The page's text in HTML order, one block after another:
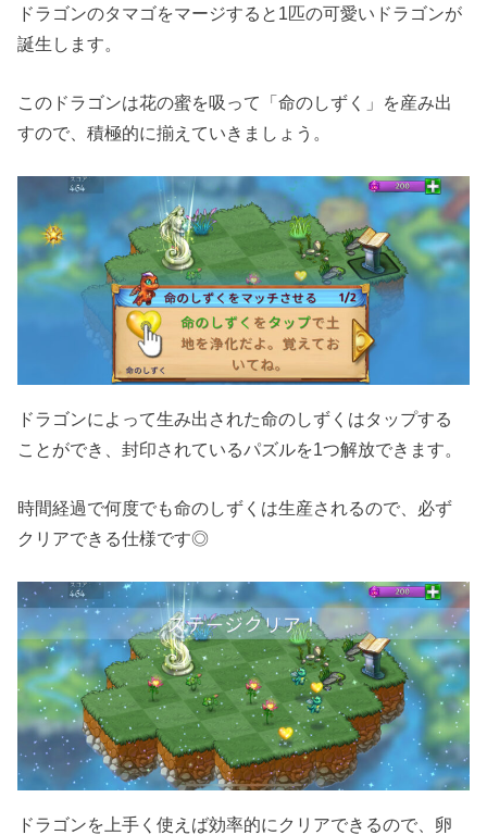
ドラゴンのタマゴをマージすると1匹の可愛いドラゴンが
誕生します。
このドラゴンは花の蜜を吸って「命のしずく」を産み出
すので、積極的に揃えていきましょう。
ドラゴンによって生み出された命のしずくはタップする
ことができ、封印されているパズルを1つ解放できます。
時間経過で何度でも命のしずくは生産されるので、必ず
クリアできる仕様です◎
ドラゴンを上手く使えば効率的にクリアできるので、卵